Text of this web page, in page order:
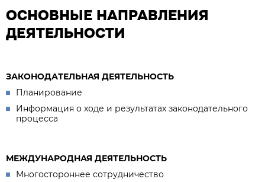
ОСНОВНЫЕ НАПРАВЛЕНИЯ
ДЕЯТЕЛЬНОСТИ
ЗАКОНОДАТЕЛЬНАЯ ДЕЯТЕЛЬНОСТЬ
Планирование
Информация о ходе и результатах законодательного
процесса
МЕЖДУНАРОДНАЯ ДЕЯТЕЛЬНОСТЬ
Многостороннее сотрудничество